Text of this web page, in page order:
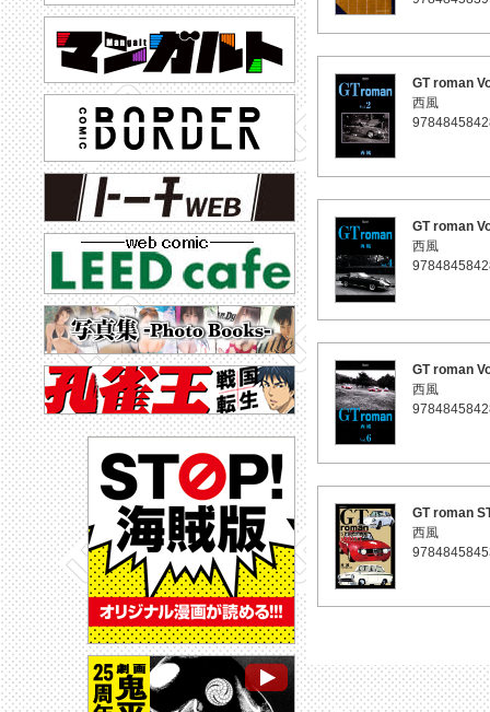
GT roman
西風
GT roman
西風
GT roman
西風
GT roman
西風